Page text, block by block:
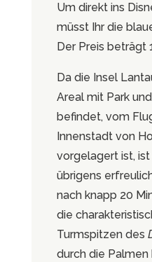
Um direkt ins
müsst Ihr die
Der Preis beträgt
Da die Insel
Areal mit Park
befindet, vom
Innenstadt von
vorgelagert ist,
übrigens
nach knapp 20
die
Turmspitzen des
durch die Palmen